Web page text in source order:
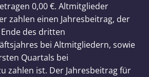
0,00 €. Altmitglieder
zahlen einen Jahresbeitrag, der
des dritten
bei Altmitgliedern, sowie
Quartals bei
zahlen ist. Der Jahresbeitrag für